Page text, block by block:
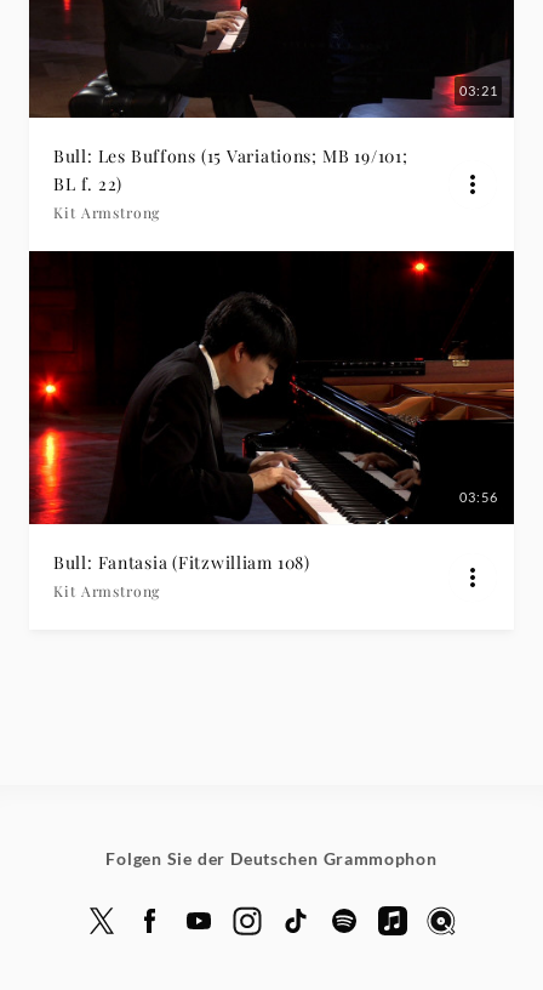
03:21
Bull: Les Buffons (15 Variations; MB 19/101;
BL f. 22)
Kit Armstrong
03:56
Bull: Fantasia (Fitzwilliam 108)
Kit Armstrong
Folgen Sie der Deutschen Grammophon